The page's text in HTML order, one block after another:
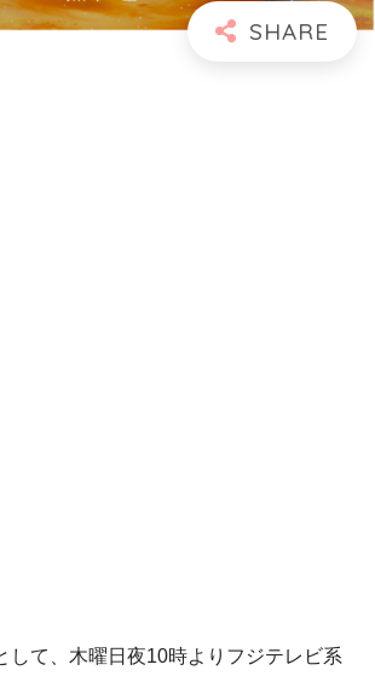
して、木曜日夜10時よりフジテレビ系